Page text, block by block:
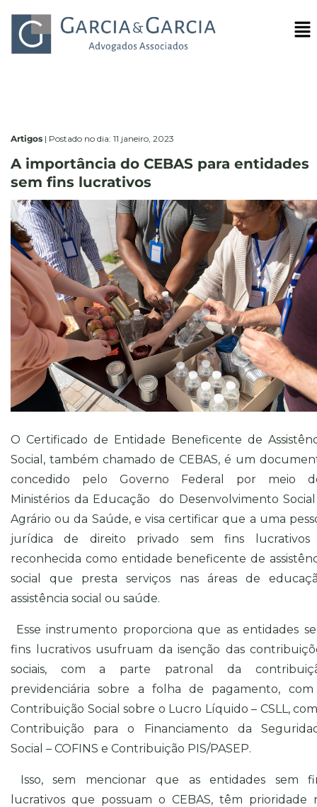
Artigos | Postado no dia: 11 janeiro, 2023
A importância do CEBAS para entidades
sem fins lucrativos
O Certificado de Entidade Beneficente de
Social, também chamado de CEBAS, é um
concedido pelo Governo Federal por meio
Ministérios da Educação do Desenvolvimento
Agrário ou da Saúde, e visa certificar que a uma
jurídica de direito privado sem fins
reconhecida como entidade beneficente de
social que presta serviços nas áreas de
assistência social ou saúde.
Esse instrumento proporciona que as entidades
fins lucrativos usufruam da isenção das
sociais, com a parte patronal da
previdenciária sobre a folha de pagamento,
Contribuição Social sobre o Lucro Líquido – CSLL,
Contribuição para o Financiamento da
Social – COFINS e Contribuição PIS/PASEP.
Isso, sem mencionar que as entidades sem
lucrativos que possuam o CEBAS, têm prioridade